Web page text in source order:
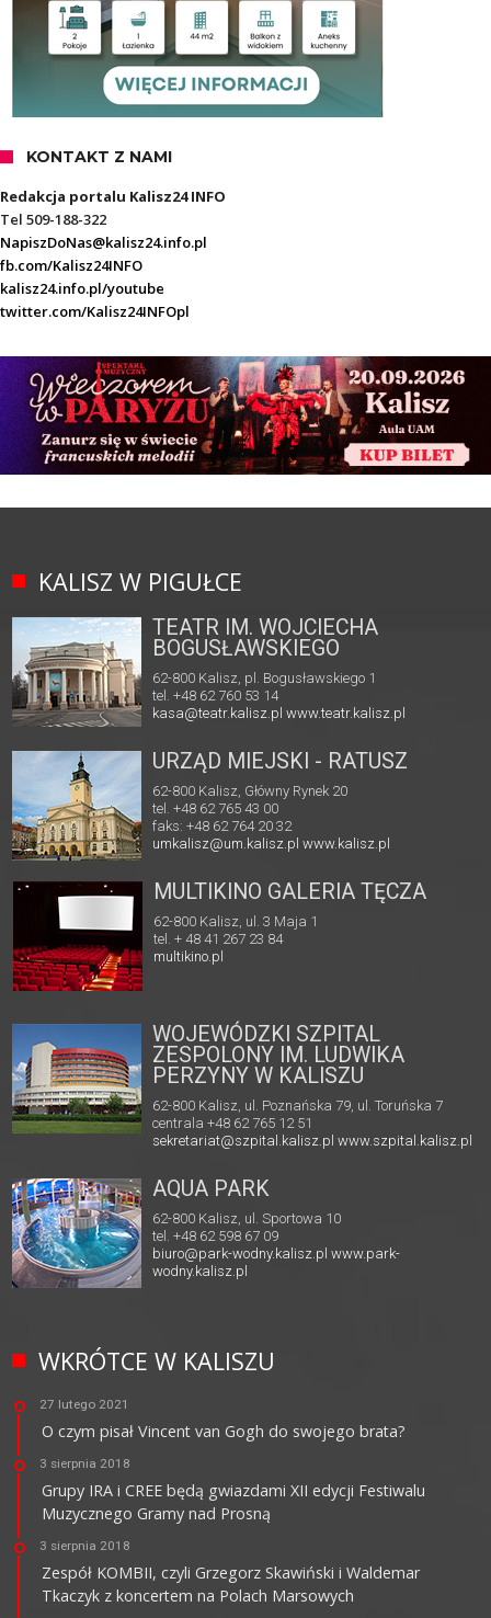
KONTAKT Z NAMI
Redakcja portalu Kalisz24 INFO
Tel 509-188-322
NapiszDoNas@kalisz24.info.pl
fb.com/Kalisz24INFO
kalisz24.info.pl/youtube
twitter.com/Kalisz24INFOpl
KALISZ W PIGUŁCE
TEATR IM. WOJCIECHA
BOGUSŁAWSKIEGO
62-800 Kalisz, pl. Bogusławskiego 1
tel. +48 62 760 53 14
kasa@teatr.kalisz.pl www.teatr.kalisz.pl
URZĄD MIEJSKI - RATUSZ
62-800 Kalisz, Główny Rynek 20
tel. +48 62 765 43 00
faks: +48 62 764 20 32
umkalisz@um.kalisz.plwww.kalisz.pl
MULTIKINO GALERIA TĘCZA
62-800 Kalisz, ul. 3 Maja 1
tel. + 48 41 267 23 84
multikino.pl
WOJEWÓDZKI SZPITAL
ZESPOLONY IM. LUDWIKA
PERZYNY W KALISZU
62-800 Kalisz, ul. Poznańska 79, ul. Toruńska 7
centrala +48 62 765 12 51
sekretariat@szpital.kalisz.pl www.szpital.kalisz.pl
AQUA PARK
62-800 Kalisz, ul. Sportowa 10
tel. +48 62 598 67 09
biuro@park-wodny.kalisz.pl www.park-
wodny.kalisz.pl
WKRÓTCE W KALISZU
27 lutego 2021
O czym pisał Vincent van Gogh do swojego brata?
3 sierpnia 2018
Grupy IRA i CREE będą gwiazdami XII edycji Festiwalu
Muzycznego Gramy nad Prosną
3 sierpnia 2018
Zespół KOMBII, czyli Grzegorz Skawiński i Waldemar
Tkaczyk z koncertem na Polach Marsowych